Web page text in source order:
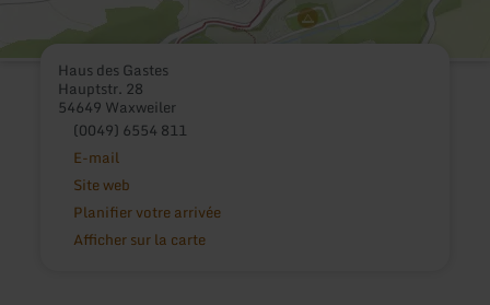
Haus des Gastes
Hauptstr. 28
54649 Waxweiler
(0049) 6554 811
E-mail
Site web
Planifier votre arrivée
Afficher sur la carte